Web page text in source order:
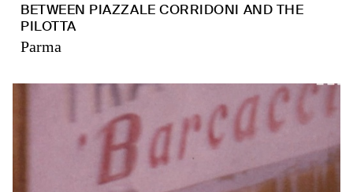
BETWEEN PIAZZALE CORRIDONI AND THE
PILOTTA
Parma